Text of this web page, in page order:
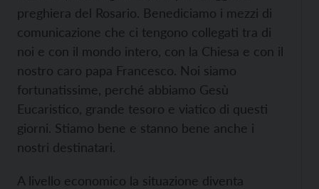
preghiera del Rosario. Benediciamo i mezzi di
comunicazione che ci tengono collegati tra di
noi e con il mondo intero, con la Chiesa e con il
nostro caro papa Francesco. Noi siamo
fortunatissime, perché abbiamo Gesù
Eucaristico, grande tesoro e viatico di questi
giorni. Stiamo bene e stanno bene anche i
nostri destinatari.
A livello economico la situazione diventa